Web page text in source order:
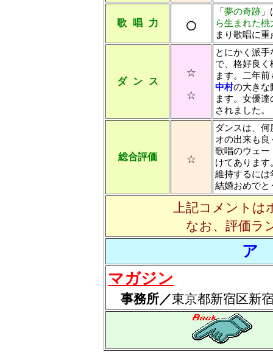
歌 唱 力 ○
「夢の奇跡
ら生まれた桃
まり歌唱に
ダ ン ス
☆
☆
とにかく派
で、格好良
ます。二年
中村の大きな
ます。女優
されました。
総合評価 ☆
ダンスは、
オの出来も
歌唱のウェー
けてありま
維持するに
結婚おめで
上記コメントは
なお、評価ラ
ア
マガジン
事務所／東京都新宿区